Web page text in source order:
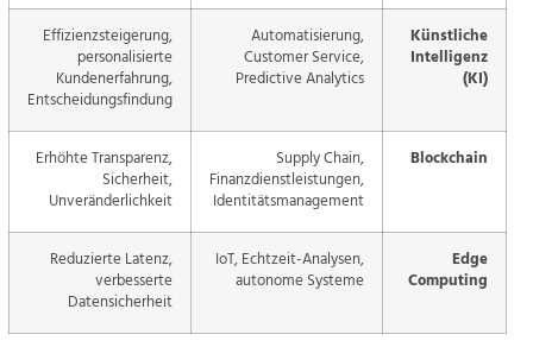
Künstliche
Intelligenz
(KI)
Automatisierung,
Customer Service,
Predictive Analytics
Effizienzsteigerung,
personalisierte
Kundenerfahrung,
Entscheidungsfindung
Blockchain
Supply Chain,
Finanzdienstleistungen,
Identitätsmanagement
Erhöhte Transparenz,
Sicherheit,
Unveränderlichkeit
Edge
Computing
IoT, Echtzeit-Analysen,
autonome Systeme
Reduzierte Latenz,
verbesserte
Datensicherheit